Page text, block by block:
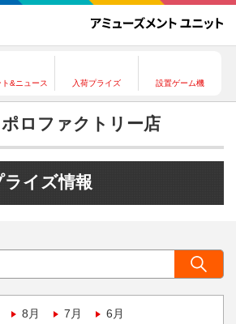
ト&ニュース 入荷プライズ 設置ゲーム機
ロファクトリー店
ライズ情報
8月 7月 6月